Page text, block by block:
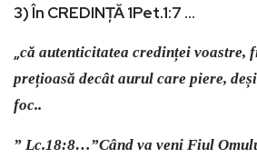
3) În CREDINȚĂ 1Pet.1:7 …
„că autenticitatea credinței voastre,
prețioasă decât aurul care piere,
foc..
” Lc.18:8…”Când va veni Fiul